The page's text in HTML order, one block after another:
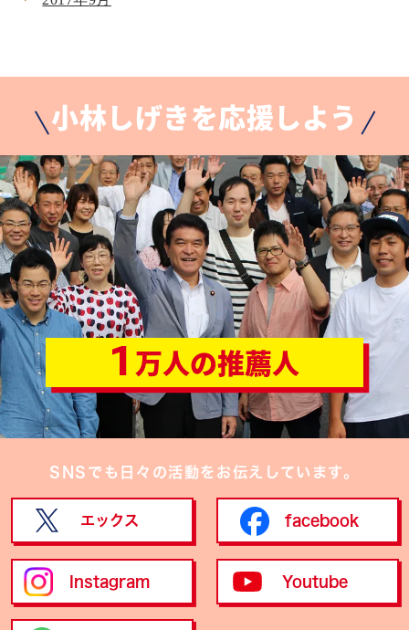
小林しげきを応援しよう
1 万人の推薦人
SNSでも日々の活動をお伝えしています。
エックス facebook
Instagram Youtube